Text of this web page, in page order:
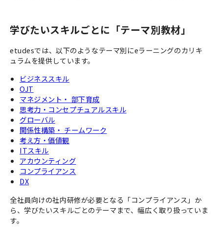
学びたいスキルごとに「テーマ別教材」
etudesでは、以下のようなテーマ別にeラーニングのカリキ
ュラムを提供しています。
ビジネススキル
OJT
マネジメント・ 部下育成
思考力・コンセプチュアルスキル
グローバル
関係性構築・ チームワーク
考え方・価値観
ITスキル
アカウンティング
コンプライアンス
DX
全社員向けの社内研修が必要となる「コンプライアンス」か
ら、学びたいスキルごとのテーマまで、幅広く取り扱っていま
す。